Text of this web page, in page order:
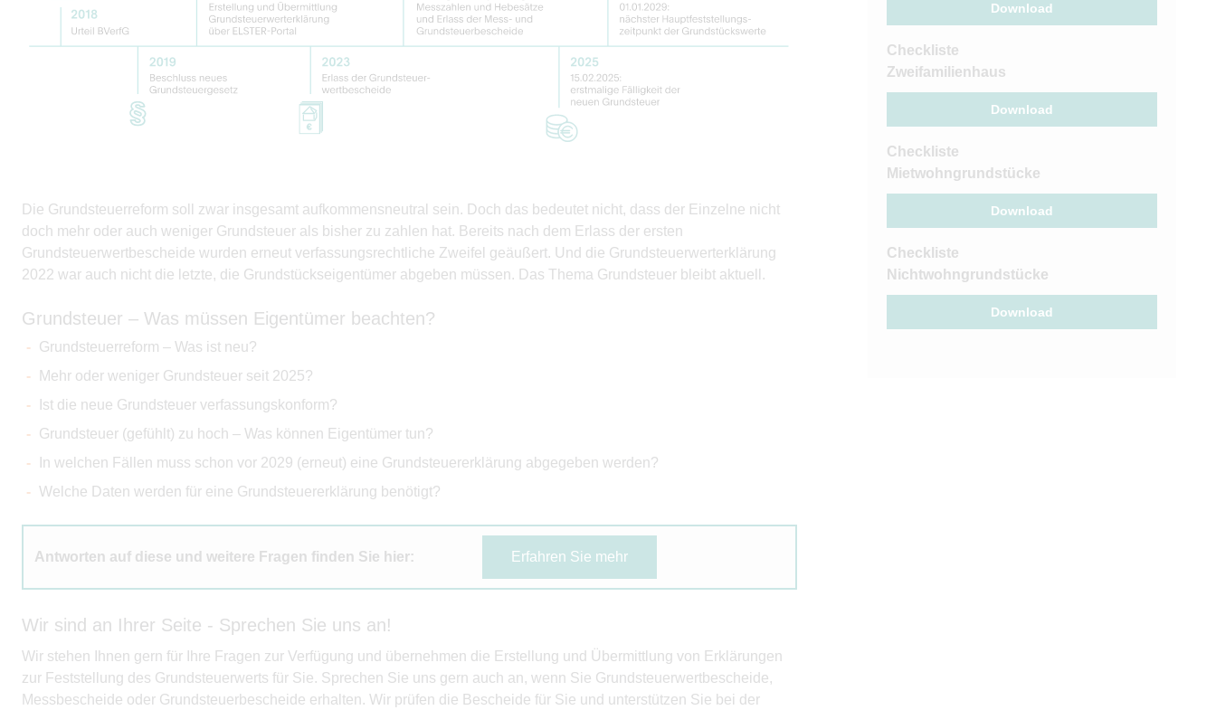
Die Grundsteuerreform soll zwar insgesamt aufkommensneutral sein. Doch das bedeutet nicht, dass der Einzelne nicht
doch mehr oder auch weniger Grundsteuer als bisher zu zahlen hat. Bereits nach dem Erlass der ersten
Grundsteuerwertbescheide wurden erneut verfassungsrechtliche Zweifel geäußert. Und die Grundsteuerwerterklärung
2022 war auch nicht die letzte, die Grundstückseigentümer abgeben müssen. Das Thema Grundsteuer bleibt aktuell.
Grundsteuer – Was müssen Eigentümer beachten?
Grundsteuerreform – Was ist neu?
Mehr oder weniger Grundsteuer seit 2025?
Ist die neue Grundsteuer verfassungskonform?
Grundsteuer (gefühlt) zu hoch – Was können Eigentümer tun?
In welchen Fällen muss schon vor 2029 (erneut) eine Grundsteuererklärung abgegeben werden?
Welche Daten werden für eine Grundsteuererklärung benötigt?
Antworten auf diese und weitere Fragen finden Sie hier: Erfahren Sie mehr
Wir sind an Ihrer Seite - Sprechen Sie uns an!
Wir stehen Ihnen gern für Ihre Fragen zur Verfügung und übernehmen die Erstellung und Übermittlung von Erklärungen
zur Feststellung des Grundsteuerwerts für Sie. Sprechen Sie uns gern auch an, wenn Sie Grundsteuerwertbescheide,
Messbescheide oder Grundsteuerbescheide erhalten. Wir prüfen die Bescheide für Sie und unterstützen Sie bei der
Download
Checkliste
Zweifamilienhaus
Download
Checkliste
Mietwohngrundstücke
Download
Checkliste
Nichtwohngrundstücke
Download